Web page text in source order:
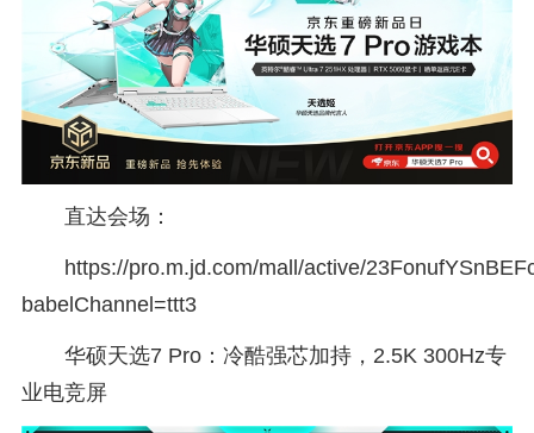
直达会场：
https://pro.m.jd.com/mall/active/
babelChannel=ttt3
华硕天选7 Pro：冷酷强芯加持，2.5K 300Hz专
业电竞屏